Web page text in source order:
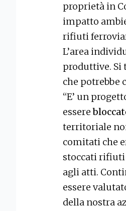
proprietà in
impatto
rifiuti
L’area
produttive.
che potrebbe
“E’ un
essere
territoriale
comitati che
stoccati rifiuti
agli atti.
essere
della nostra